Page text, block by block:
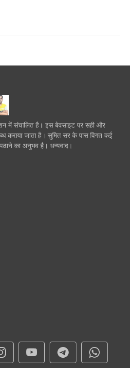
में संचालित है। इस बेवसाइट पर सही और
कराया जाता है। सुमित सर के पास विगत कई
का अनुभव है। धन्यवाद।